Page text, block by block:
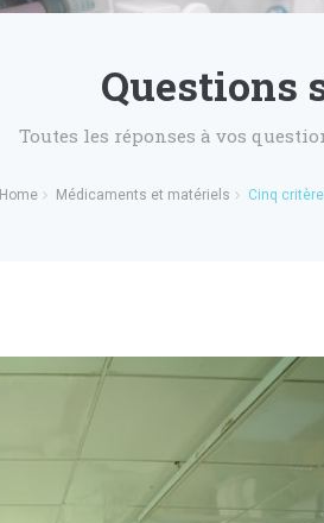
Questions
Toutes les réponses à vos
Home Médicaments et matériels Cinq